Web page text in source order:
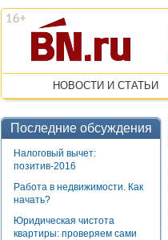
НОВОСТИ И СТАТЬИ
Последние обсуждения
Налоговый вычет:
позитив-2016
Работа в недвижимости. Как
начать?
Юридическая чистота
квартиры: проверяем сами